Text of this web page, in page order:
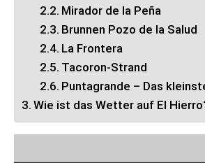
Mirador de la Peña
Brunnen Pozo de la Salud
La Frontera
Tacoron-Strand
Puntagrande – Das
Wie ist das Wetter auf El